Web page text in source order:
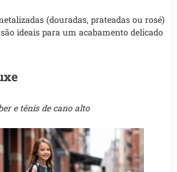
(douradas, prateadas ou rosé)
ideais para um acabamento delicado
e tênis de cano alto